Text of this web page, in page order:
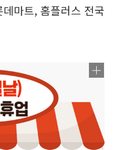
마트, 홈플러스 전국